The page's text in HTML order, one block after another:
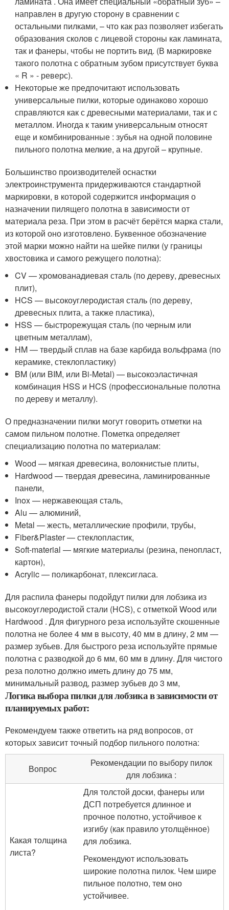
направлен в другую сторону в сравнении с
остальными пилками, – что как раз позволяет избегать
образования сколов с лицевой стороны как ламината,
так и фанеры, чтобы не портить вид. (В маркировке
такого полотна с обратным зубом присутствует буква
« R » - реверс).
Некоторые же предпочитают использовать
универсальные пилки, которые одинаково хорошо
справляются как с древесными материалами, так и с
металлом. Иногда к таким универсальным относят
еще и комбинированные : зубья на одной половине
пильного полотна мелкие, а на другой – крупные.
Большинство производителей оснастки
электроинструмента придерживаются стандартной
маркировки, в которой содержится информация о
назначении пилящего полотна в зависимости от
материала реза. При этом в расчёт берётся марка стали,
из которой оно изготовлено. Буквенное обозначение
этой марки можно найти на шейке пилки (у границы
хвостовика и самого режущего полотна):
CV — хромованадиевая сталь (по дереву, древесных
плит),
HCS — высокоуглеродистая сталь (по дереву,
древесных плита, а также пластика),
HSS — быстрорежущая сталь (по черным или
цветным металлам),
HM — твердый сплав на базе карбида вольфрама (по
керамике, стеклопластику)
BM (или BIM, или Bi-Metal) — высокоэластичная
комбинация HSS и HCS (профессиональные полотна
по дереву и металлу).
О предназначении пилки могут говорить отметки на
самом пильном полотне. Пометка определяет
специализацию полотна по материалам:
Wood — мягкая древесина, волокнистые плиты,
Hardwood — твердая древесина, ламинированные
панели,
Inox — нержавеющая сталь,
Alu — алюминий,
Metal — жесть, металлические профили, трубы,
Fiber&Plaster — стеклопластик,
Soft-material — мягкие материалы (резина, пенопласт,
картон),
Acrylic — поликарбонат, плексигласа.
Для распила фанеры подойдут пилки для лобзика из
высокоуглеродистой стали (HCS), с отметкой Wood или
Hardwood . Для фигурного реза используйте скошенные
полотна не более 4 мм в высоту, 40 мм в длину, 2 мм —
размер зубьев. Для быстрого реза используйте прямые
полотна с разводкой до 6 мм, 60 мм в длину. Для чистого
реза полотно должно иметь длину до 75 мм,
минимальный развод, размер зубьев до 3 мм,
Логика выбора пилки для лобзика в зависимости от
планируемых работ:
Рекомендуем также ответить на ряд вопросов, от
которых зависит точный подбор пильного полотна:
Вопрос
Рекомендации по выбору пилок
для лобзика :
Какая толщина
листа?
Для толстой доски, фанеры или
ДСП потребуется длинное и
прочное полотно, устойчивое к
изгибу (как правило утолщённое)
для лобзика.
Рекомендуют использовать
широкие полотна пилок. Чем шире
пильное полотно, тем оно
устойчивее.